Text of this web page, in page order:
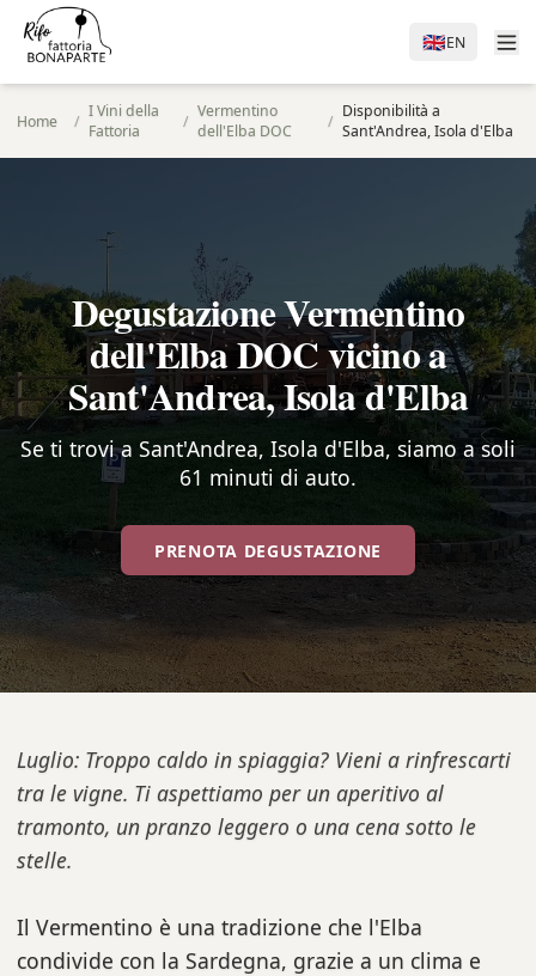
🇬🇧EN
Home / I Vini della
Fattoria
/ Vermentino
dell'Elba DOC
/ Disponibilità a
Sant'Andrea, Isola d'Elba
Degustazione Vermentino
dell'Elba DOC vicino a
Sant'Andrea, Isola d'Elba
Se ti trovi a Sant'Andrea, Isola d'Elba, siamo a soli
61 minuti di auto.
PRENOTA DEGUSTAZIONE
Luglio: Troppo caldo in spiaggia? Vieni a rinfrescarti
tra le vigne. Ti aspettiamo per un aperitivo al
tramonto, un pranzo leggero o una cena sotto le
stelle.
Il Vermentino è una tradizione che l'Elba
condivide con la Sardegna, grazie a un clima e